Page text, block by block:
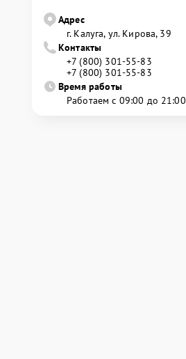
Адрес
г. Калуга, ул. Кирова, 39
Контакты
+7 (800) 301-55-83
+7 (800) 301-55-83
Время работы
Работаем с 09:00 до 21:00